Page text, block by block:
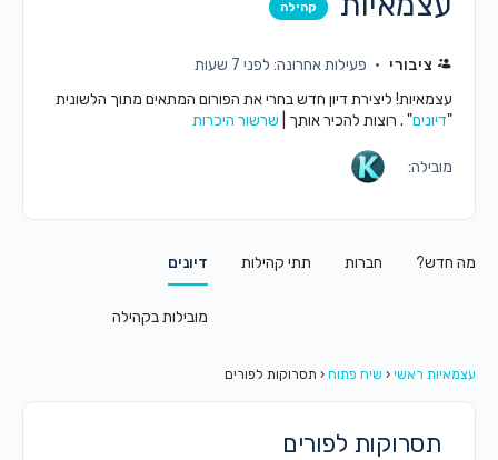
קהילה
ציבורי
פעילות אחרונה: לפני 7 שעות
עצמאיות! ליצירת דיון חדש בחרי את הפורום המתאים מתוך הלשונית
דיונים" . רוצות להכיר אותך | שרשור היכרות
מובילה:
מה חדש? חברות תתי קהילות דיונים
מובילות בקהילה
עצמאיות ראשי ‹ שיח פתוח ‹ תסרוקות לפורים
תסרוקות לפורים